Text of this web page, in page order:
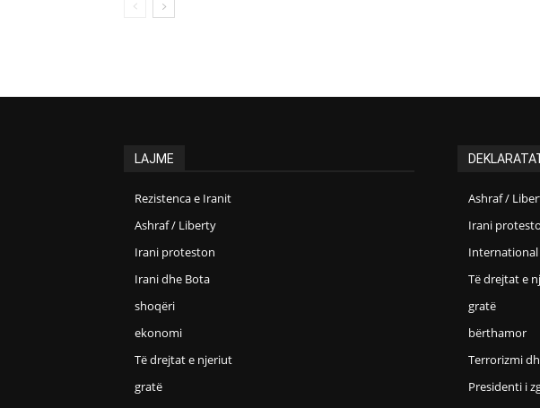
LAJME
Rezistenca e Iranit
Ashraf / Liberty
Irani proteston
Irani dhe Bota
shoqëri
ekonomi
Të drejtat e njeriut
gratë
Ashraf /
Irani
International
Të drejtat e
gratë
bërthamor
Terrorizmi
Presidenti i